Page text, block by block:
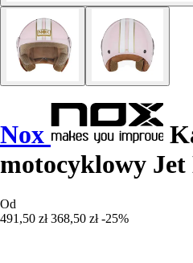
Nox
motocyklowy Jet
Od
491,50 zł 368,50 zł -25%